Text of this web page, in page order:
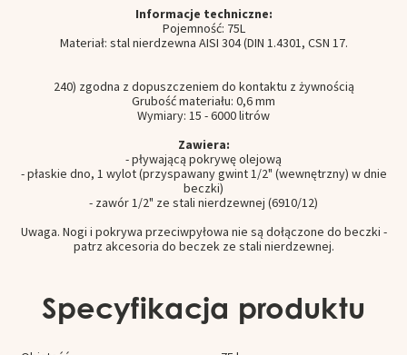
Informacje techniczne:
Pojemność: 75L
Materiał: stal nierdzewna AISI 304 (DIN 1.4301, CSN 17.
240) zgodna z dopuszczeniem do kontaktu z żywnością
Grubość materiału: 0,6 mm
Wymiary: 15 - 6000 litrów
Zawiera:
- pływającą pokrywę olejową
- płaskie dno, 1 wylot (przyspawany gwint 1/2" (wewnętrzny) w dnie
beczki)
- zawór 1/2" ze stali nierdzewnej (6910/12)
Uwaga. Nogi i pokrywa przeciwpyłowa nie są dołączone do beczki -
patrz akcesoria do beczek ze stali nierdzewnej.
Specyfikacja produktu